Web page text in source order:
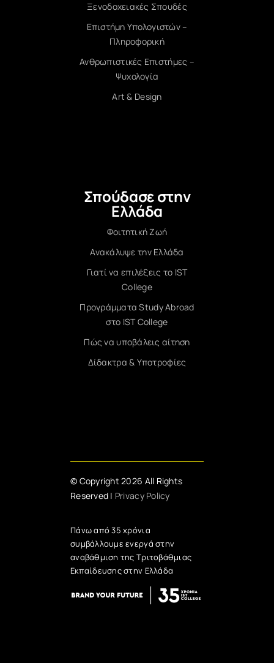
Ξενοδοχειακές Σπουδές
Επιστήμη Υπολογιστών –
Πληροφορική
Ανθρωπιστικές Επιστήμες –
Ψυχολογία
Art & Design
Σπούδασε στην
Ελλάδα
Φοιτητική Ζωή
Ανακάλυψε την Ελλάδα
Γιατί να επιλέξεις το IST
College
Προγράμματα Study Abroad
στο IST College
Πώς να υποβάλεις αίτηση
Δίδακτρα & Υποτροφίες
© Copyright 2026 All Rights
Reserved | Privacy Policy
Πάνω από 35 χρόνια
συμβάλλουμε ενεργά στην
αναβάθμιση της Τριτοβάθμιας
Εκπαίδευσης στην Ελλάδα